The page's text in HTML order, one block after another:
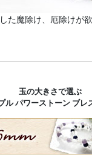
た魔除け、厄除けが
玉の大きさで選ぶ
ル パワーストーン ブレ